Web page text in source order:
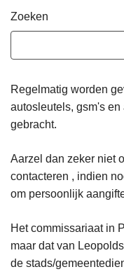
Zoeken
Regelmatig worden
autosleutels, gsm's
gebracht.
Aarzel dan zeker niet
contacteren , indien
om persoonlijk
Het commissariaat in
maar dat van
de stads/